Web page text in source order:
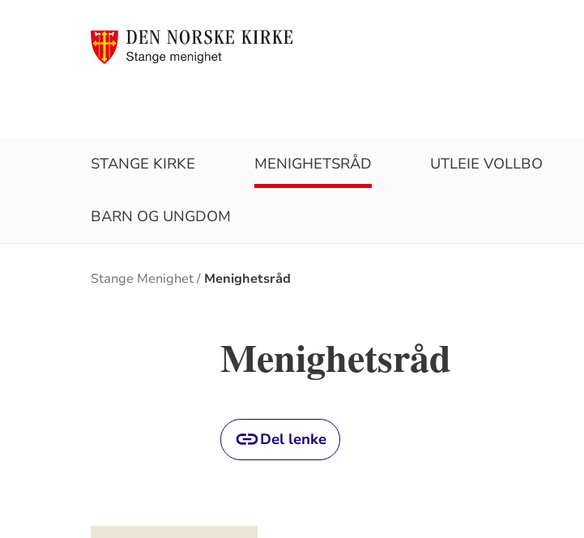
STANGE KIRKE MENIGHETSRÅD UTLEIE VOLLBO
BARN OG UNGDOM
Brødsmulesti
Stange Menighet Menighetsråd
Menighetsråd
Del lenke